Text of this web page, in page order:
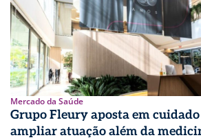
Mercado da Saúde
Grupo Fleury aposta em
ampliar atuação além da